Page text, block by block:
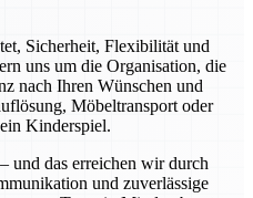
Sicherheit, Flexibilität und
uns um die Organisation, die
nach Ihren Wünschen und
Möbeltransport oder
Kinderspiel.
und das erreichen wir durch
und zuverlässige